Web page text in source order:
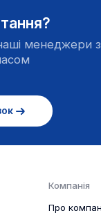
менеджери
Компанія
Про